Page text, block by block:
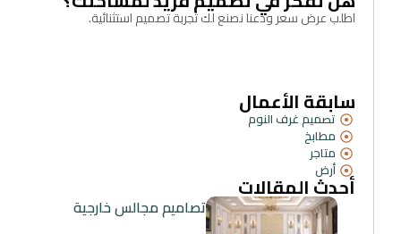
اطلب عرض سعر ودعنا نصنع لك تجربة تصميم استثنائية.
سابقة الأعمال
تصميم غرف النوم
مطابخ
متاجر
أرض
أحدث المقالات
تصاميم مجالس خارجية